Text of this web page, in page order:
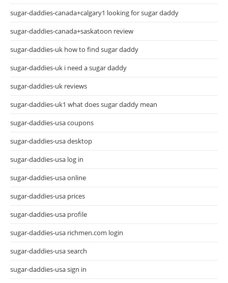
sugar-daddies-canada+calgary1 looking for sugar daddy
sugar-daddies-canada+saskatoon review
sugar-daddies-uk how to find sugar daddy
sugar-daddies-uk i need a sugar daddy
sugar-daddies-uk reviews
sugar-daddies-uk1 what does sugar daddy mean
sugar-daddies-usa coupons
sugar-daddies-usa desktop
sugar-daddies-usa log in
sugar-daddies-usa online
sugar-daddies-usa prices
sugar-daddies-usa profile
sugar-daddies-usa richmen.com login
sugar-daddies-usa search
sugar-daddies-usa sign in